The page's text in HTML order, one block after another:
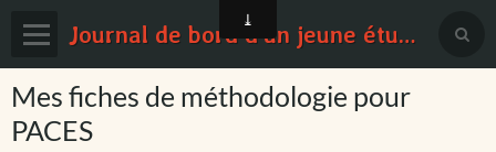
Journal de bord d'un jeune étudiant en médecine
Page d'accueil
Blog
Mes fiches de méthodologie pour
PACES